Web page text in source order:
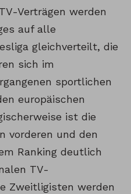
Verträgen werden
auf alle
gleichverteilt, die
sich im
sportlichen
europäischen
ist die
vorderen und den
Ranking deutlich
TV-
Zweitligisten werden